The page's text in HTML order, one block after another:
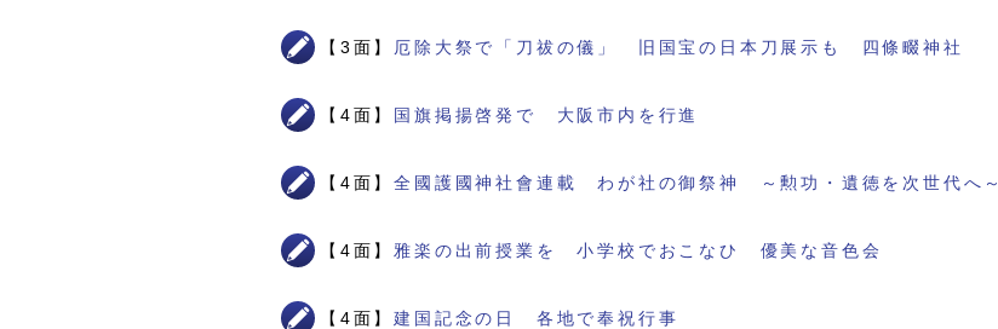
【3面】 厄除大祭で「刀祓の儀」 旧国宝の日本刀展示も 四條畷神社
【4面】 国旗掲揚啓発で 大阪市内を行進
【4面】全國護國神社會連載 わが社の御祭神 ～勲功・遺徳を次世代へ～
【4面】 雅楽の出前授業を 小学校でおこなひ 優美な音色会
【4面】建国記念の日 各地で奉祝行事